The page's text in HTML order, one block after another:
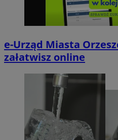
e-Urząd Miasta
załatwisz online